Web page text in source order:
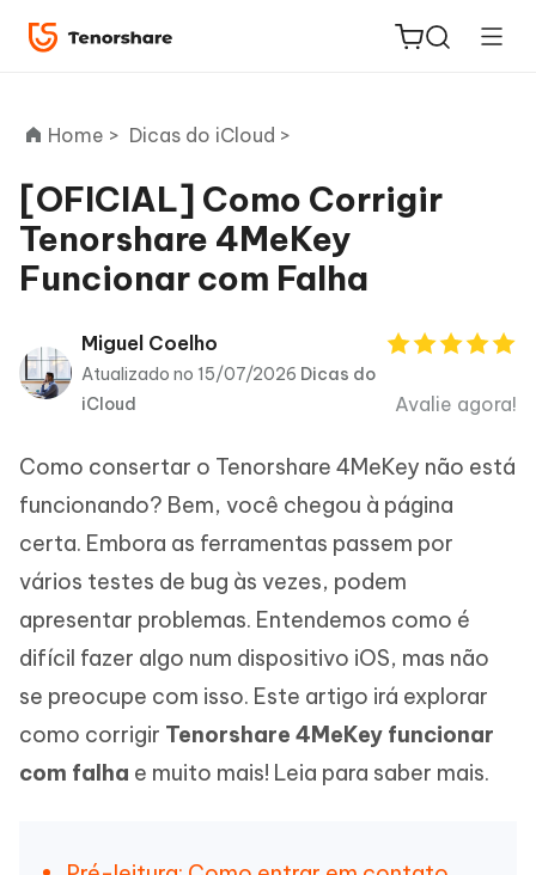
ReiBoot
for iOS
PDNob
PDF
Editor
Novo
iAnyGo
Home > Dicas do iCloud >
[OFICIAL] Como Corrigir
Tenorshare 4MeKey
Funcionar com Falha
Miguel Coelho
Atualizado no 15/07/2026 Dicas do
iCloud
Avalie agora!
Como consertar o Tenorshare 4MeKey não está
funcionando? Bem, você chegou à página
certa. Embora as ferramentas passem por
vários testes de bug às vezes, podem
apresentar problemas. Entendemos como é
difícil fazer algo num dispositivo iOS, mas não
se preocupe com isso. Este artigo irá explorar
como corrigir Tenorshare 4MeKey funcionar
com falha e muito mais! Leia para saber mais.